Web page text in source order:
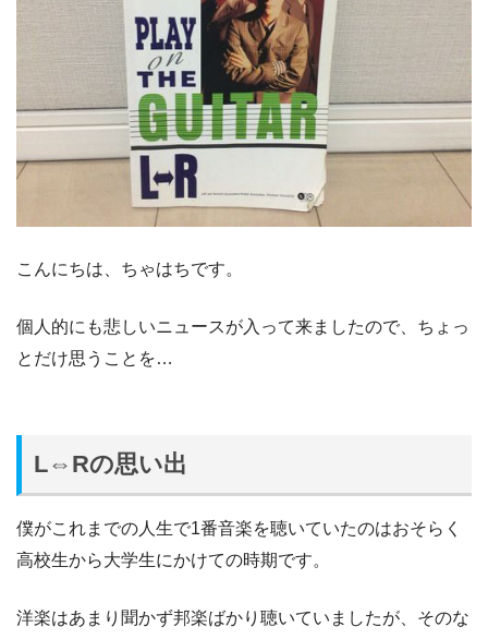
こんにちは、ちゃはちです。
個人的にも悲しいニュースが入って来ましたので、ちょっ
とだけ思うことを…
L⇔Rの思い出
僕がこれまでの人生で1番音楽を聴いていたのはおそらく
高校生から大学生にかけての時期です。
洋楽はあまり聞かず邦楽ばかり聴いていましたが、そのな